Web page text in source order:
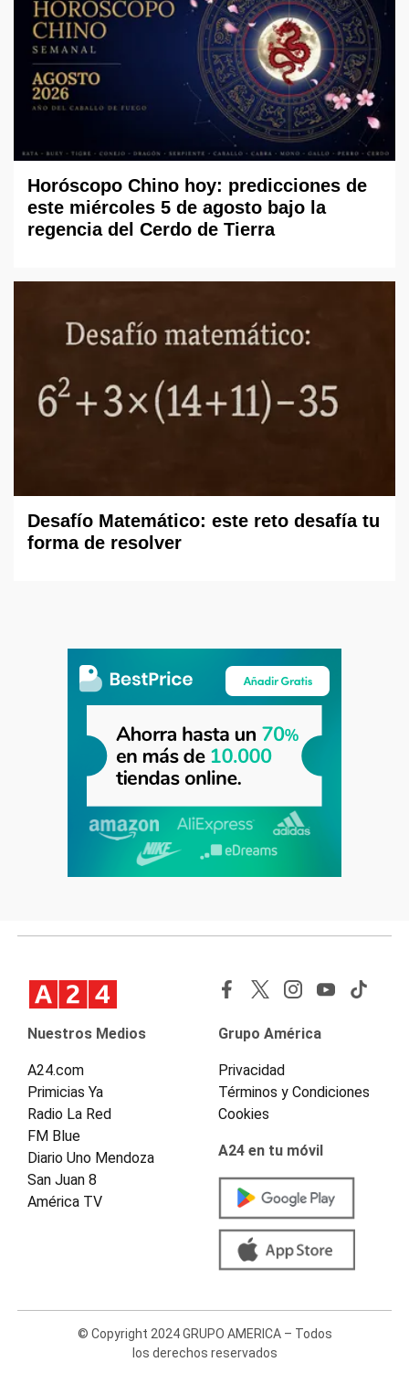
Horóscopo Chino hoy: predicciones de
este miércoles 5 de agosto bajo la
regencia del Cerdo de Tierra
Desafío Matemático: este reto desafía tu
forma de resolver
Nuestros Medios
A24.com
Primicias Ya
Radio La Red
FM Blue
Diario Uno Mendoza
San Juan 8
América TV
Grupo América
Privacidad
Términos y Condiciones
Cookies
A24 en tu móvil
© Copyright 2024 GRUPO AMERICA – Todos
los derechos reservados